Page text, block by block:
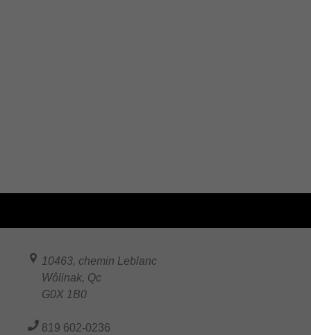
10463, chemin Leblanc
Wôlinak, Qc
G0X 1B0
819 602-0236